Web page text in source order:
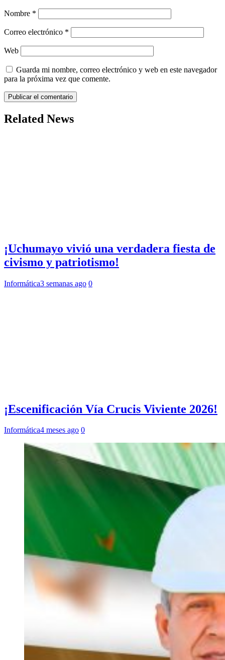
Nombre *
Correo electrónico *
Web
Guarda mi nombre, correo electrónico y web en este navegador
para la próxima vez que comente.
Related News
¡Uchumayo vivió una verdadera fiesta de
civismo y patriotismo!
Informática3 semanas ago 0
¡Escenificación Vía Crucis Viviente 2026!
Informática4 meses ago 0